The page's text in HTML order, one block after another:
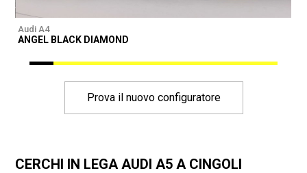
Audi A4
ANGEL BLACK DIAMOND
Prova il nuovo configuratore
CERCHI IN LEGA AUDI A5 A CINGOLI